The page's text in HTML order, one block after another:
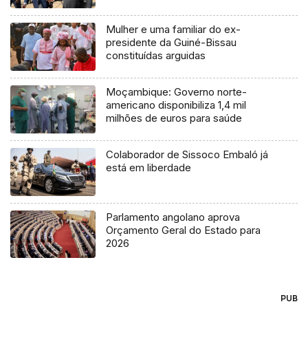
Mulher e uma familiar do ex-
presidente da Guiné-Bissau
constituídas arguidas
Moçambique: Governo norte-
americano disponibiliza 1,4 mil
milhões de euros para saúde
Colaborador de Sissoco Embaló já
está em liberdade
Parlamento angolano aprova
Orçamento Geral do Estado para
2026
PUB